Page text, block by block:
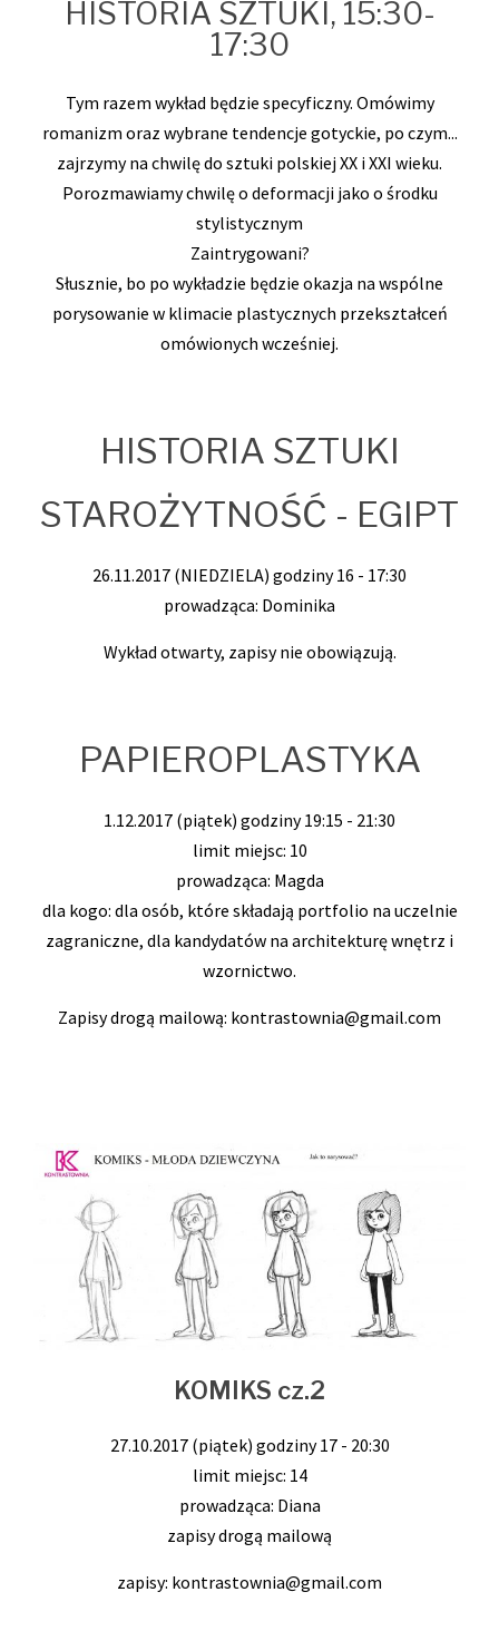
HISTORIA SZTUKI, 15:30-
17:30
Tym razem wykład będzie specyficzny. Omówimy
romanizm oraz wybrane tendencje gotyckie, po czym...
zajrzymy na chwilę do sztuki polskiej XX i XXI wieku.
Porozmawiamy chwilę o deformacji jako o środku
stylistycznym
Zaintrygowani?
Słusznie, bo po wykładzie będzie okazja na wspólne
porysowanie w klimacie plastycznych przekształceń
omówionych wcześniej.
HISTORIA SZTUKI
STAROŻYTNOŚĆ - EGIPT
26.11.2017 (NIEDZIELA) godziny 16 - 17:30
prowadząca: Dominika
Wykład otwarty, zapisy nie obowiązują.
PAPIEROPLASTYKA
1.12.2017 (piątek) godziny 19:15 - 21:30
limit miejsc: 10
prowadząca: Magda
dla kogo: dla osób, które składają portfolio na uczelnie
zagraniczne, dla kandydatów na architekturę wnętrz i
wzornictwo.
Zapisy drogą mailową: kontrastownia@gmail.com
KOMIKS cz.2
27.10.2017 (piątek) godziny 17 - 20:30
limit miejsc: 14
prowadząca: Diana
zapisy drogą mailową
zapisy: kontrastownia@gmail.com